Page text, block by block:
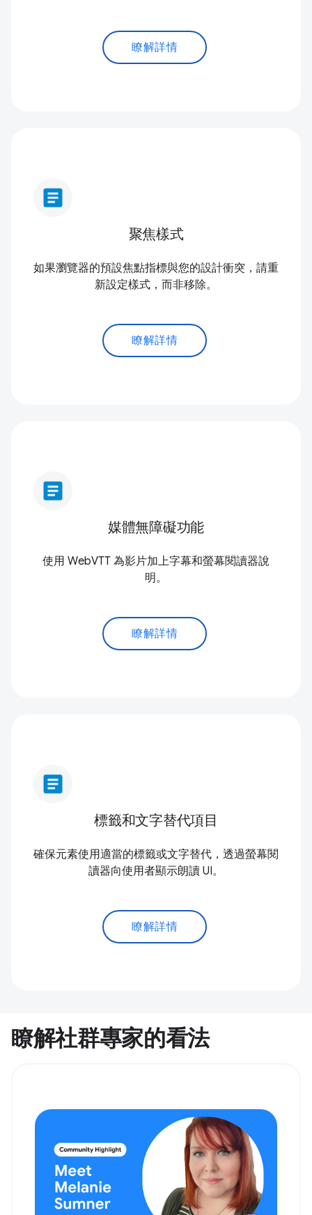
瞭解詳情
article
聚焦樣式
如果瀏覽器的預設焦點指標與您的設計衝突，請重
新設定樣式，而非移除。
瞭解詳情
article
媒體無障礙功能
使用 WebVTT 為影片加上字幕和螢幕閱讀器說
明。
瞭解詳情
article
標籤和文字替代項目
確保元素使用適當的標籤或文字替代，透過螢幕閱
讀器向使用者顯示朗讀 UI。
瞭解詳情
瞭解社群專家的看法